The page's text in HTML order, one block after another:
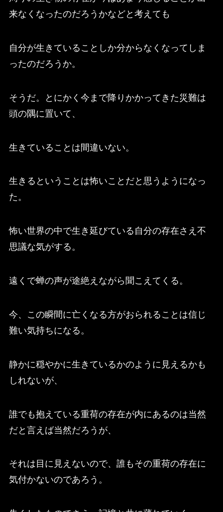
来なくなったのだろうかなどと考えても
自分が生きていることしか分からなくなってしま
ったのだろうか。
そうだ。とにかく今まで降りかかってきた災難は
頭の隅に置いて、
生きていることは間違いない。
生きるということは怖いことだと思うようになっ
た。
怖い世界の中で生き延びている自分の存在さえ不
思議な気がする。
遠くで蝉の声が途絶えながら聞こえてくる。
今、この瞬間に亡くなる方がおられることは信じ
難い気持ちになる。
静かに穏やかに生きているかのように見えるかも
しれないが、
誰でも抱えている重荷の存在が内にあるのは当然
だと言えば当然だろうが、
それは目に見えないので、誰もその重荷の存在に
気付かないのであろう。